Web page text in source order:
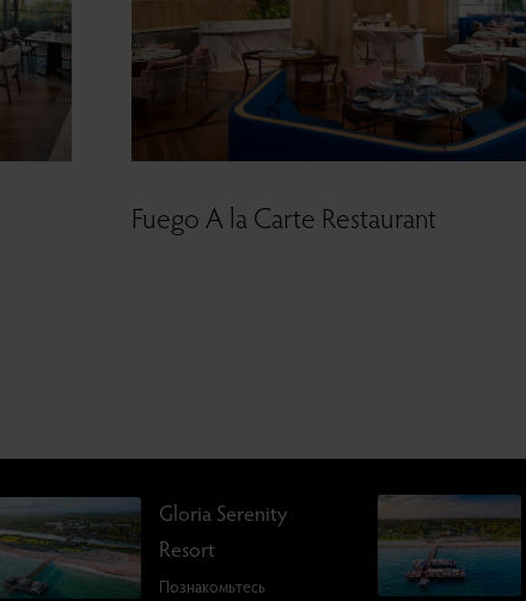
Fuego A la Carte Restaurant
Gloria Serenity
Resort
Познакомьтесь